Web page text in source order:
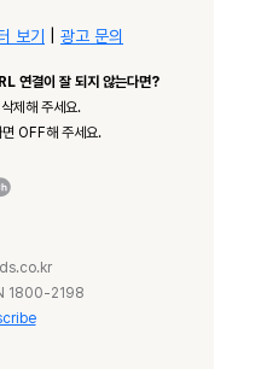
보기 광고 문의
연결이 잘 되지 않는다면?
제해 주세요.
OFF해 주세요.
1800-2198